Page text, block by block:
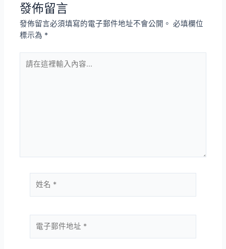
發佈留言
發佈留言必須填寫的電子郵件地址不會公開。 必填欄位
標示為 *
在
名
子